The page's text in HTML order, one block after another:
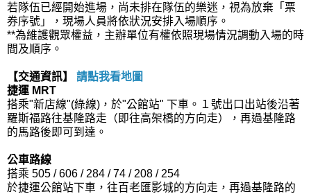
若隊伍已經開始進場，尚未排在隊伍的樂迷，視為放棄「票
券序號」，現場人員將依狀況安排入場順序。
**為維護觀眾權益，主辦單位有權依照現場情況調動入場的時
間及順序。
【交通資訊】 請點我看地圖
捷運 MRT
搭乘"新店線"(綠線)，於"公館站" 下車。１號出口出站後沿著
羅斯福路往基隆路走（即往高架橋的方向走），再過基隆路
的馬路後即可到達。
公車路線
搭乘 505 / 606 / 284 / 74 / 208 / 254
於捷運公館站下車，往百老匯影城的方向走，再過基隆路的